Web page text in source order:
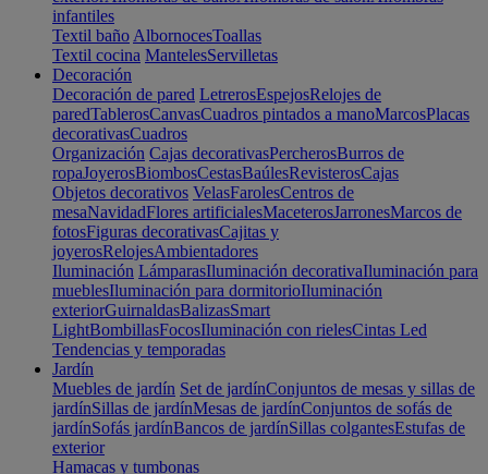
infantiles
Textil baño AlbornocesToallas
Textil cocina MantelesServilletas
Decoración
Decoración de pared LetrerosEspejosRelojes de
paredTablerosCanvasCuadros pintados a manoMarcosPlacas
decorativasCuadros
Organización Cajas decorativasPercherosBurros de
ropaJoyerosBiombosCestasBaúlesRevisterosCajas
Objetos decorativos VelasFarolesCentros de
mesaNavidadFlores artificialesMaceterosJarronesMarcos de
fotosFiguras decorativasCajitas y
joyerosRelojesAmbientadores
Iluminación LámparasIluminación decorativaIluminación para
mueblesIluminación para dormitorioIluminación
exteriorGuirnaldasBalizasSmart
LightBombillasFocosIluminación con rielesCintas Led
Tendencias y temporadas
Jardín
Muebles de jardín Set de jardínConjuntos de mesas y sillas de
jardínSillas de jardínMesas de jardínConjuntos de sofás de
jardínSofás jardínBancos de jardínSillas colgantesEstufas de
exterior
Hamacas y tumbonas